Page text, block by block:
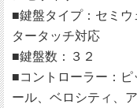
■鍵盤タイプ：セミ
タータッチ対応
■鍵盤数：３２
■コントローラー：
ール、ベロシティ、